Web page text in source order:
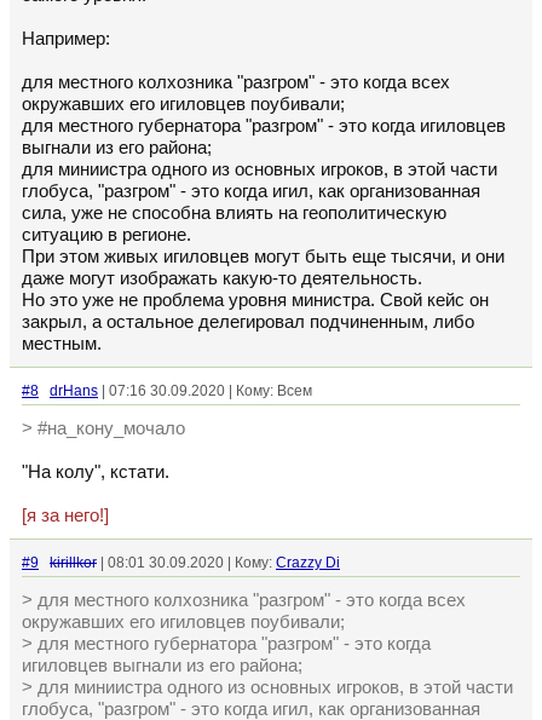
Например:
для местного колхозника "разгром" - это когда всех
окружавших его игиловцев поубивали;
для местного губернатора "разгром" - это когда игиловцев
выгнали из его района;
для миниистра одного из основных игроков, в этой части
глобуса, "разгром" - это когда игил, как организованная
сила, уже не способна влиять на геополитическую
ситуацию в регионе.
При этом живых игиловцев могут быть еще тысячи, и они
даже могут изображать какую-то деятельность.
Но это уже не проблема уровня министра. Свой кейс он
закрыл, а остальное делегировал подчиненным, либо
местным.
#8 drHans | 07:16 30.09.2020 | Кому: Всем
> #на_кону_мочало
"На колу", кстати.
[я за него!]
#9 kirillkor | 08:01 30.09.2020 | Кому: Crazzy Di
> для местного колхозника "разгром" - это когда всех
окружавших его игиловцев поубивали;
> для местного губернатора "разгром" - это когда
игиловцев выгнали из его района;
> для миниистра одного из основных игроков, в этой части
глобуса, "разгром" - это когда игил, как организованная